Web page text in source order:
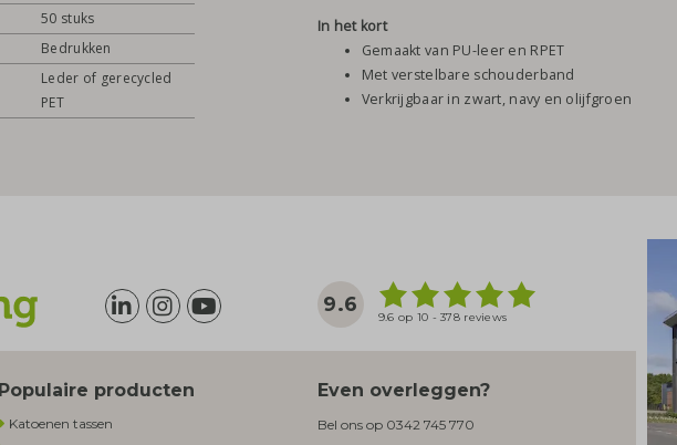
50 stuks
Bedrukken
Leder of gerecycled
PET
In het kort
Gemaakt van PU-leer en RPET
Met verstelbare schouderband
Verkrijgbaar in zwart, navy en olijfgroen
9.6
9.6 op 10 - 378 reviews
Populaire producten
Katoenen tassen
Even overleggen?
Bel ons op 0342 745 770